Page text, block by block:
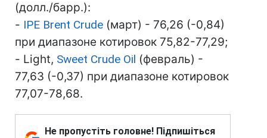
(долл./барр.):
- IPE Brent Crude (март) - 76,26 (-0,84)
при диапазоне котировок 75,82-77,29;
- Light, Sweet Crude Oil (февраль) -
77,63 (-0,37) при диапазоне котировок
77,07-78,68.
Не пропустіть головне! Підпишіться